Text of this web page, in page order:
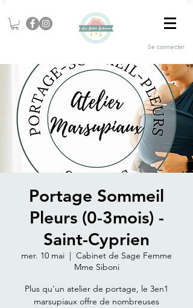
Se connecter
Portage Sommeil
Pleurs (0-3mois) -
Saint-Cyprien
mer. 10 mai
  |
Cabinet de Sage Femme
Mme Siboni
Plus qu'un atelier de portage, le 3en1
marsupiaux offre de nombreuses